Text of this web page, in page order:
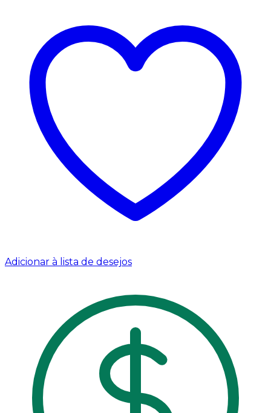
Adicionar à lista de desejos